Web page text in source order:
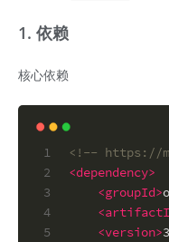
1. 依赖
核心依赖
1
2
3
4
5
<!-- https://
<dependency>
<groupId>
<
<version>